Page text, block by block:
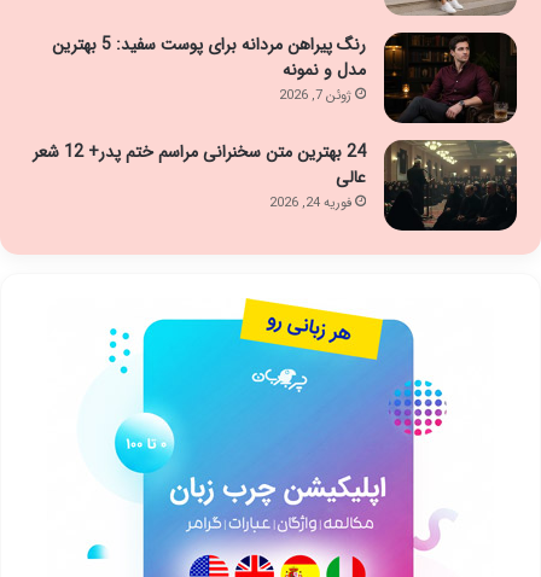
رنگ پیراهن مردانه برای پوست سفید: 5 بهترین
مدل و نمونه
ژوئن 7, 2026
24 بهترین متن سخنرانی مراسم ختم پدر+ 12 شعر
عالی
فوریه 24, 2026